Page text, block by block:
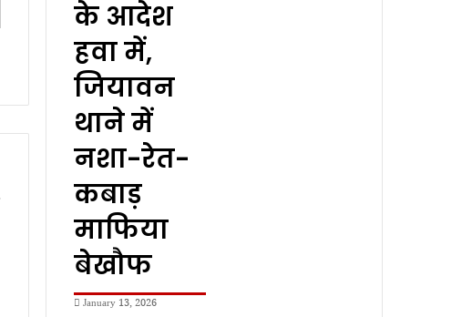
के आदेश
हवा में,
जियावन
थाने में
नशा-रेत-
कबाड़
माफिया
बेखौफ
January 13, 2026